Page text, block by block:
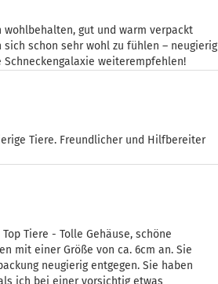
gut und warm verpackt
schon sehr wohl zu fühlen – neugierig
weiterempfehlen!
Tiere. Freundlicher und Hilfbereiter
Tiere - Tolle Gehäuse, schöne
mit einer Größe von ca. 6cm an. Sie
neugierig entgegen. Sie haben
ich bei einer vorsichtig etwas